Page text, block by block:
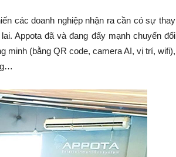
các doanh nghiệp nhận ra cần có sự thay
Appota đã và đang đẩy mạnh chuyển đổi
minh (bằng QR code, camera AI, vị trí, wifi),